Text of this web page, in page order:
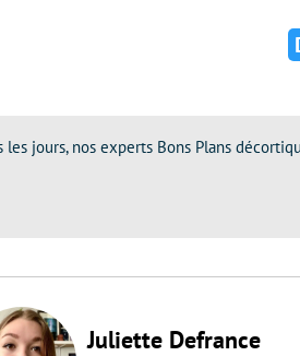
les jours, nos experts Bons Plans
Juliette Defrance